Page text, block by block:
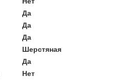
Да
Да
Да
Шерстяная
Да
Нет